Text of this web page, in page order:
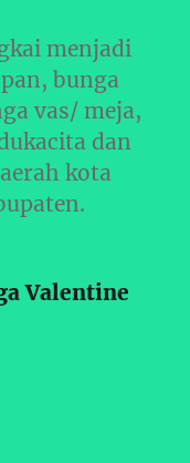
menjadi
bunga
vas/ meja,
dan
kota
Valentine